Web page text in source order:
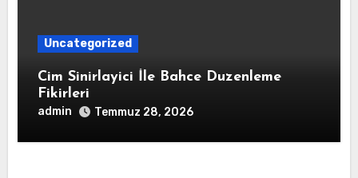
Uncategorized
Cim Sinirlayici İle Bahce Duzenleme
Fikirleri
admin Temmuz 28, 2026